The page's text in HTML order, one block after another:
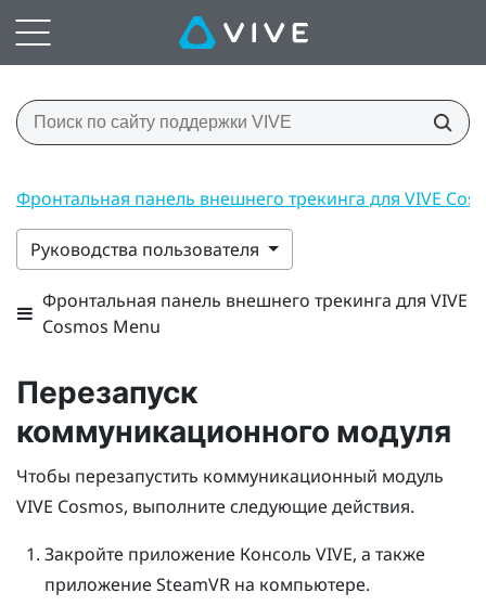
Фронтальная панель внешнего трекинга для VIVE
Руководства пользователя
Фронтальная панель внешнего трекинга для VIVE
Cosmos Menu
Перезапуск
коммуникационного модуля
Чтобы перезапустить коммуникационный модуль
VIVE Cosmos, выполните следующие действия.
Закройте приложение Консоль VIVE, а также
приложение SteamVRна компьютере.